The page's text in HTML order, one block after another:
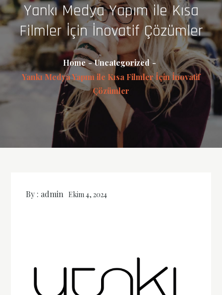
Yankı Medya Yapım ile Kısa
Filmler İçin İnovatif Çözümler
Home
Uncategorized
Yankı Medya Yapım ile Kısa Filmler İçin İnovatif
Çözümler
By : admin Ekim 4, 2024